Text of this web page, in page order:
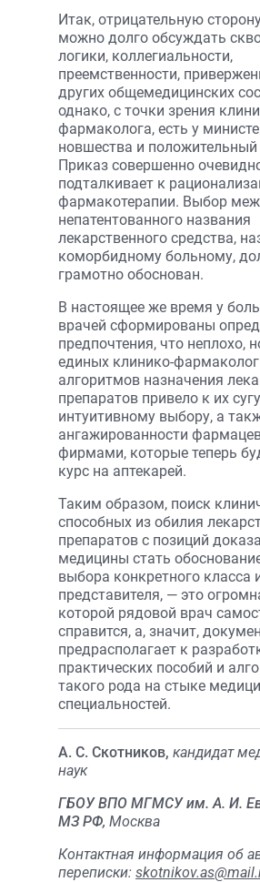
Итак, отрицательную
можно долго обсуждать
логики, коллегиальности,
преемственности,
других общемедицинских
однако, с точки зрения
фармаколога, есть у
новшества и положительный
Приказ совершенно
подталкивает к
фармакотерапии. Выбор
непатентованного названия
лекарственного средства,
коморбидному больному,
грамотно обоснован.
В настоящее же время у
врачей сформированы
предпочтения, что неплохо,
единых клинико-
алгоритмов назначения
препаратов привело к их
интуитивному выбору, а
ангажированности
фирмами, которые теперь
курс на аптекарей.
Таким образом, поиск
способных из обилия
препаратов с позиций
медицины стать
выбора конкретного класса
представителя, — это
которой рядовой врач
справится, а, значит,
предрасполагает к
практических пособий и
такого рода на стыке
специальностей.
А. С. Скотников, кандидат
наук
ГБОУ ВПО МГМСУ им. А. И.
МЗ РФ, Москва
Контактная информация об
переписки: